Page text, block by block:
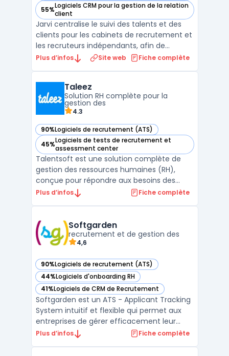
55%Logiciels CRM pour la gestion de la relation
client
— voir Jarvi dans cette catégorie
Jarvi centralise le suivi des talents et des
clients pour les cabinets de recrutement et
les recruteurs indépendants, afin de
répondre à la multiplication des outils. Le
opportunités, de la prospection et des
clients. Il ...
Plus d’infos Site web Fiche complète
Taleez
Solution RH complète pour la
gestion des
4.3
90%Logiciels de recrutement (ATS)
— voir Taleez dans cette catégorie
45%Logiciels de tests de recrutement et
assessment center
— voir Taleez dans cette catégorie
Talentsoft est une solution complète de
gestion des ressources humaines (RH),
conçue pour répondre aux besoins des
entreprises de toutes tailles, qu'il s'agisse de
l'ensemble du cycle de vie des employés,
de la ges ...
Plus d’infos Fiche complète
Softgarden
recrutement et de gestion des
4,6
90%Logiciels de recrutement (ATS)
— voir Softgarden dans cette catégorie
44%Logiciels d'onboarding RH
— voir Softgarden dans cette catégorie
41%Logiciels de CRM de Recrutement
— voir Softgarden dans cette catégorie
Softgarden est un ATS - Applicant Tracking
System intuitif et flexible qui permet aux
entreprises de gérer efficacement leur
processus de recrutement. Cet outil de
Plus d’infos Fiche complète